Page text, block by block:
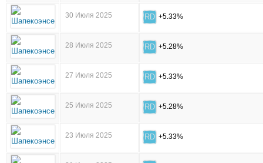
30 Июля 2025 RD +5.33%
28 Июля 2025 RD +5.28%
27 Июля 2025 RD +5.33%
25 Июля 2025 RD +5.28%
23 Июля 2025 RD +5.33%